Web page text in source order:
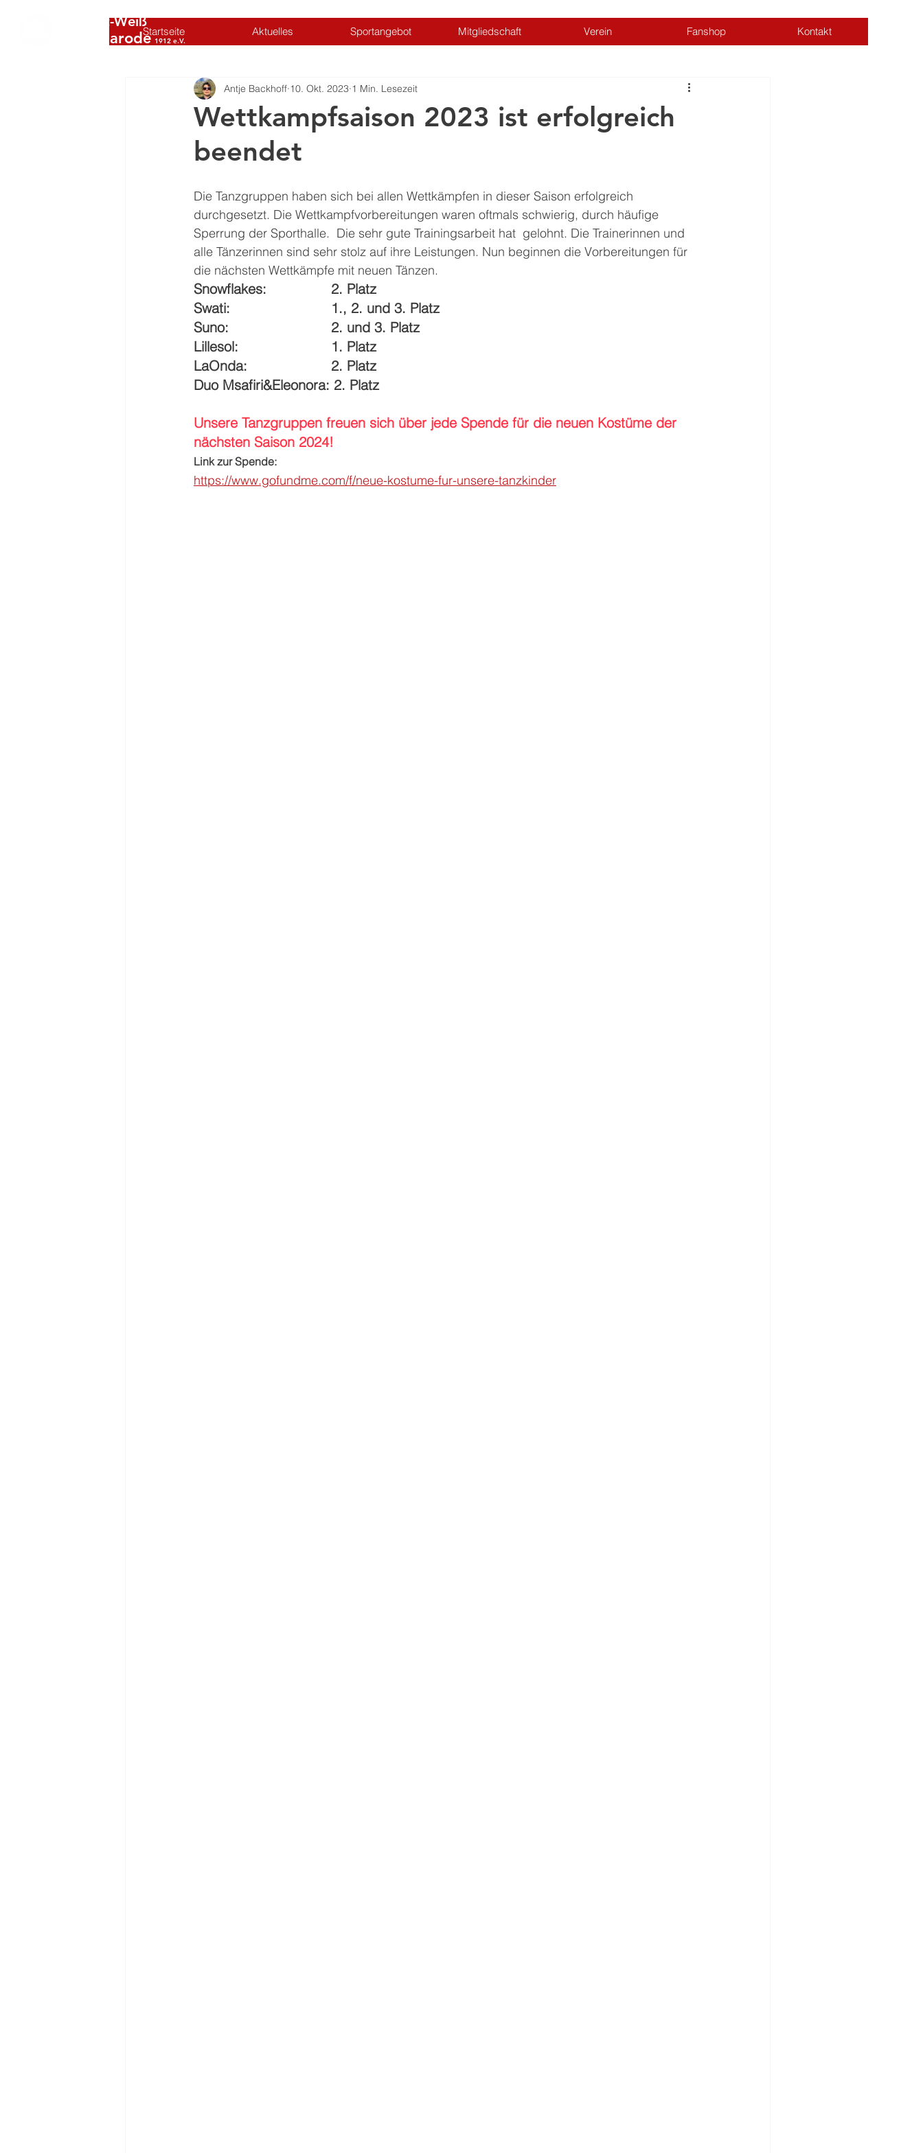
SC Rot-Weiß
Volkmarode 1912 e.V.
Startseite Aktuelles Sportangebot Mitgliedschaft Verein Fanshop Kontakt
Wettkampfsaison 2023 ist erfolgreich
beendet
Antje Backhoff 10. Okt. 2023 1 Min. Lesezeit
Die Tanzgruppen haben sich bei allen Wettkämpfen in dieser Saison erfolgreich
durchgesetzt. Die Wettkampfvorbereitungen waren oftmals schwierig, durch häufige
Sperrung der Sporthalle.  Die sehr gute Trainingsarbeit hat  gelohnt. Die Trainerinnen und
alle Tänzerinnen sind sehr stolz auf ihre Leistungen. Nun beginnen die Vorbereitungen für
die nächsten Wettkämpfe mit neuen Tänzen.
Snowflakes:
2. Platz
Swati:
1., 2. und 3. Platz
Suno:
2. und 3. Platz
Lillesol:
1. Platz
LaOnda:
2. Platz
Duo Msafiri&Eleonora: 2. Platz
Unsere Tanzgruppen freuen sich über jede Spende für die neuen Kostüme der
nächsten Saison 2024!
Link zur Spende:
https://www.gofundme.com/f/neue-kostume-fur-unsere-tanzkinder